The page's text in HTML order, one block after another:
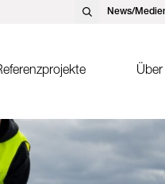
News/
Solarthermie
Sonnenkollektor
Schweizer AG, Hedingen
Schweizer GmbH,